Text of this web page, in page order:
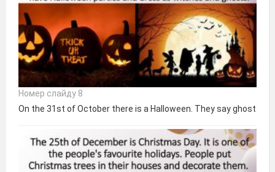
Номер слайду 8
On the 31st of October there is a Halloween. They say ghosts